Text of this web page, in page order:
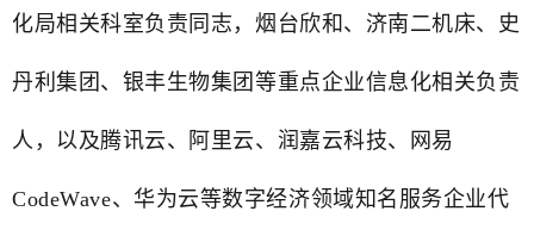
化局相关科室负责同志，烟台欣和、济南二机床、史
丹利集团、银丰生物集团等重点企业信息化相关负责
人，以及腾讯云、阿里云、润嘉云科技、 网易
CodeWave、华为云等数字经济领域知名服务企业代